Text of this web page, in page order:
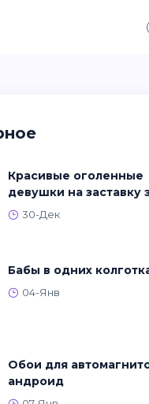
Красивые оголенные
девушки на заставку
30-Дек
Бабы в одних
04-Янв
Обои для автомагнитолы на
андроид